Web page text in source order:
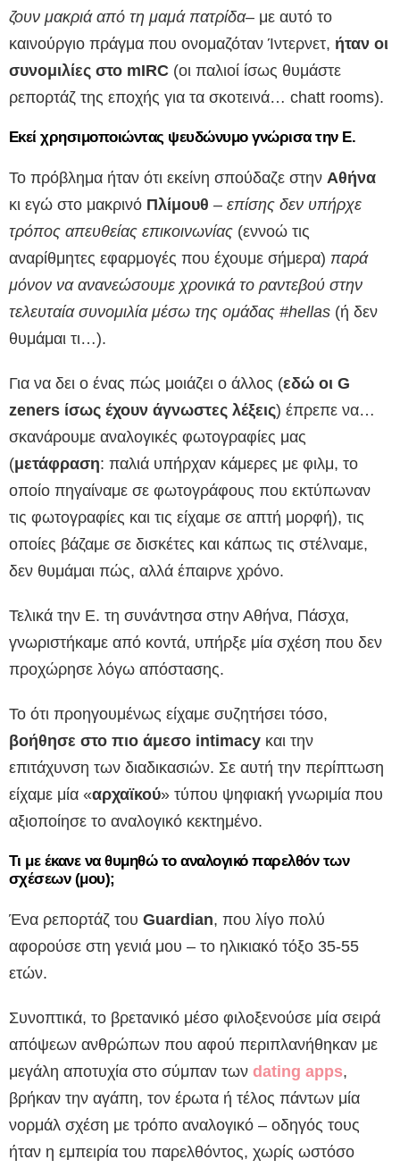
ζουν μακριά από τη μαμά πατρίδα– με αυτό το
καινούργιο πράγμα που ονομαζόταν Ίντερνετ, ήταν οι
συνομιλίες στο mIRC (οι παλιοί ίσως θυμάστε
ρεπορτάζ της εποχής για τα σκοτεινά… chatt rooms).
Εκεί χρησιμοποιώντας ψευδώνυμο γνώρισα την Ε.
Το πρόβλημα ήταν ότι εκείνη σπούδαζε στην Αθήνα
κι εγώ στο μακρινό Πλίμουθ – επίσης δεν υπήρχε
τρόπος απευθείας επικοινωνίας (εννοώ τις
αναρίθμητες εφαρμογές που έχουμε σήμερα) παρά
μόνον να ανανεώσουμε χρονικά το ραντεβού στην
τελευταία συνομιλία μέσω της ομάδας #hellas (ή δεν
θυμάμαι τι…).
Για να δει ο ένας πώς μοιάζει ο άλλος (εδώ οι G
zeners ίσως έχουν άγνωστες λέξεις) έπρεπε να…
σκανάρουμε αναλογικές φωτογραφίες μας
(μετάφραση: παλιά υπήρχαν κάμερες με φιλμ, το
οποίο πηγαίναμε σε φωτογράφους που εκτύπωναν
τις φωτογραφίες και τις είχαμε σε απτή μορφή), τις
οποίες βάζαμε σε δισκέτες και κάπως τις στέλναμε,
δεν θυμάμαι πώς, αλλά έπαιρνε χρόνο.
Τελικά την Ε. τη συνάντησα στην Αθήνα, Πάσχα,
γνωριστήκαμε από κοντά, υπήρξε μία σχέση που δεν
προχώρησε λόγω απόστασης.
Το ότι προηγουμένως είχαμε συζητήσει τόσο,
βοήθησε στο πιο άμεσο intimacy και την
επιτάχυνση των διαδικασιών. Σε αυτή την περίπτωση
είχαμε μία «αρχαϊκού» τύπου ψηφιακή γνωριμία που
αξιοποίησε το αναλογικό κεκτημένο.
Τι με έκανε να θυμηθώ το αναλογικό παρελθόν των
σχέσεων (μου);
Ένα ρεπορτάζ του Guardian, που λίγο πολύ
αφορούσε στη γενιά μου – το ηλικιακό τόξο 35-55
ετών.
Συνοπτικά, το βρετανικό μέσο φιλοξενούσε μία σειρά
απόψεων ανθρώπων που αφού περιπλανήθηκαν με
μεγάλη αποτυχία στο σύμπαν των dating apps,
βρήκαν την αγάπη, τον έρωτα ή τέλος πάντων μία
νορμάλ σχέση με τρόπο αναλογικό – οδηγός τους
ήταν η εμπειρία του παρελθόντος, χωρίς ωστόσο